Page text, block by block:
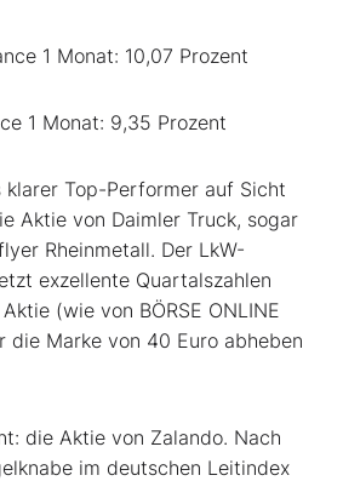
1 Monat: 10,07 Prozent
1 Monat: 9,35 Prozent
klarer Top-Performer auf Sicht
Aktie von Daimler Truck, sogar
Rheinmetall. Der LkW-
exzellente Quartalszahlen
(wie von BÖRSE ONLINE
die Marke von 40 Euro abheben
die Aktie von Zalando. Nach
im deutschen Leitindex